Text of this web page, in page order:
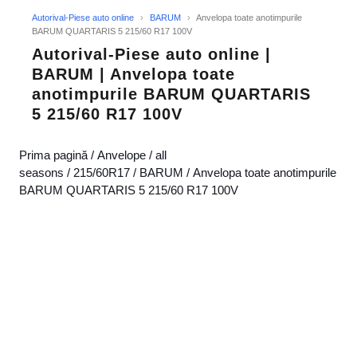
Autorival-Piese auto online › BARUM ›
Anvelopa toate anotimpurile
BARUM QUARTARIS 5 215/60 R17 100V
Autorival-Piese auto online |
BARUM | Anvelopa toate
anotimpurile BARUM QUARTARIS
5 215/60 R17 100V
Prima pagină / Anvelope / all
seasons / 215/60R17 / BARUM / Anvelopa toate anotimpurile
BARUM QUARTARIS 5 215/60 R17 100V